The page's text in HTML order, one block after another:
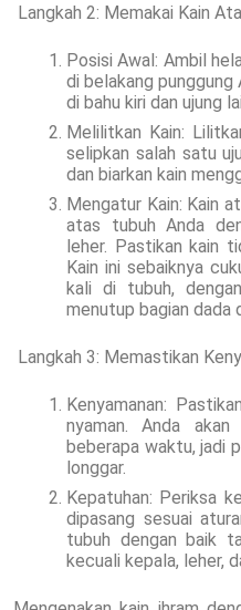
Langkah 2: Memakai Kain
Posisi Awal: Ambil
di belakang punggung
di bahu kiri dan ujung
Melilitkan Kain:
selipkan salah satu
dan biarkan kain
Mengatur Kain: Kain
atas tubuh Anda
leher. Pastikan kain
Kain ini sebaiknya
kali di tubuh,
menutup bagian dada
Langkah 3: Memastikan
Kenyamanan:
nyaman. Anda
beberapa waktu, jadi
longgar.
Kepatuhan: Periksa
dipasang sesuai
tubuh dengan baik
kecuali kepala, leher,